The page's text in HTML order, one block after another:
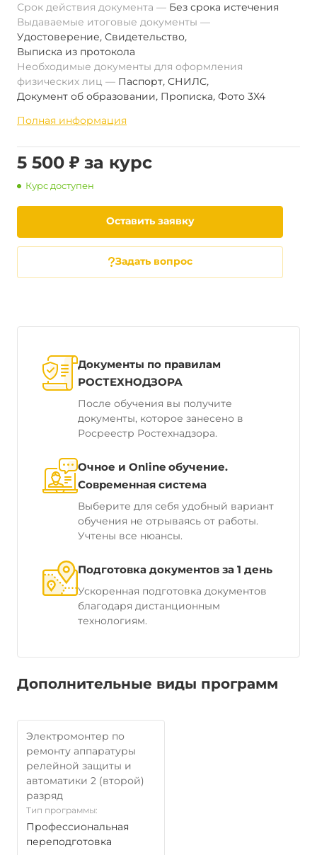
Срок действия документа
Без срока истечения
Выдаваемые итоговые документы
Удостоверение, Свидетельство,
Выписка из протокола
Необходимые документы для оформления
физических лиц
Паспорт, СНИЛС,
Документ об образовании, Прописка, Фото 3Х4
Полная информация
5 500 ₽ за курс
Курс доступен
Оставить заявку
Задать вопрос
Документы по правилам
РОСТЕХНОДЗОРА
После обучения вы получите
документы, которое занесено в
Росреестр Ростехнадзора.
Очное и Online обучение.
Современная система
Выберите для себя удобный вариант
обучения не отрываясь от работы.
Учтены все нюансы.
Подготовка документов за 1 день
Ускоренная подготовка документов
благодаря дистанционным
технологиям.
Дополнительные виды программ
Электромонтер по
ремонту аппаратуры
релейной защиты и
автоматики 2 (второй)
разряд
Тип программы:
Профессиональная
переподготовка